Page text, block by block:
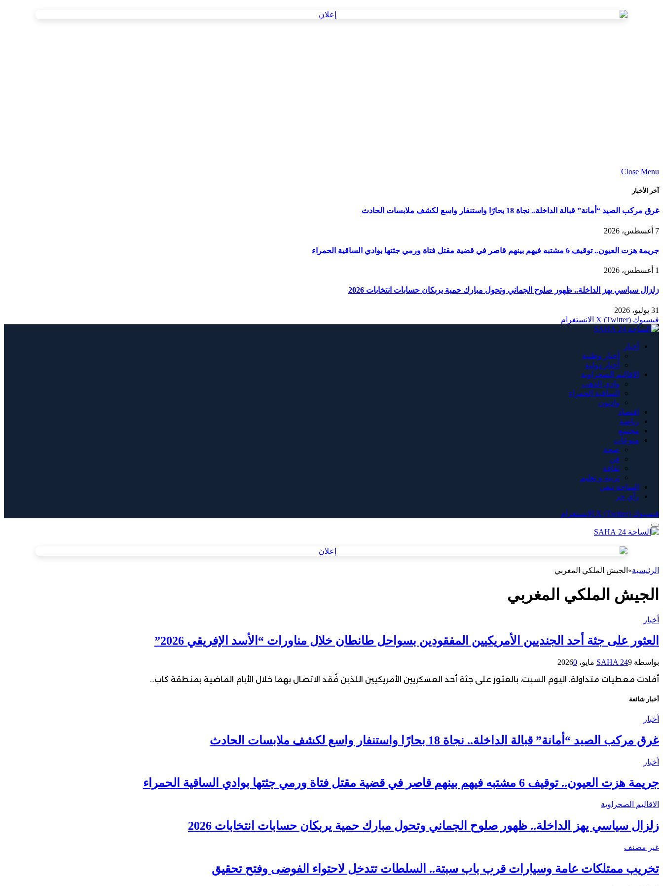
Close Menu
آخر الأخبار
غرق مركب الصيد “أمانة” قبالة الداخلة.. نجاة 18 بحارًا واستنفار واسع لكشف ملابسات الحادث
7 أغسطس، 2026
جريمة هزت العيون.. توقيف 6 مشتبه فيهم بينهم قاصر في قضية مقتل فتاة ورمي جثتها بوادي الساقية الحمراء
1 أغسطس، 2026
زلزال سياسي يهز الداخلة.. ظهور صلوح الجماني وتحول مبارك حمية يربكان حسابات انتخابات 2026
31 يوليو، 2026
فيسبوك X (Twitter) الانستغرام
أخبار
أخبار وطنية
أخبار دولية
الاقاليم الصحراوية
وادي الذهب
الساقية الحمراء
وادنون
اقتصاد
رياضة
مجتمع
منوعات
صحة
فن
ثقافة
تربية و تعليم
الساحة تيفي
رأي حر
فيسبوك X (Twitter) الانستغرام
الرئيسية» الجيش الملكي المغربي
الجيش الملكي المغربي
أخبار
العثور على جثة أحد الجنديين الأمريكيين المفقودين بسواحل طانطان خلال مناورات “الأسد الإفريقي 2026”
بواسطة SAHA 249 مايو، 2026 0
أفادت معطيات متداولة، اليوم السبت، بالعثور على جثة أحد العسكريين الأمريكيين اللذين فُقد الاتصال بهما خلال الأيام الماضية بمنطقة كاب…
أخبار شائعة
أخبار
غرق مركب الصيد “أمانة” قبالة الداخلة.. نجاة 18 بحارًا واستنفار واسع لكشف ملابسات الحادث
أخبار
جريمة هزت العيون.. توقيف 6 مشتبه فيهم بينهم قاصر في قضية مقتل فتاة ورمي جثتها بوادي الساقية الحمراء
الاقاليم الصحراوية
زلزال سياسي يهز الداخلة.. ظهور صلوح الجماني وتحول مبارك حمية يربكان حسابات انتخابات 2026
غير مصنف
تخريب ممتلكات عامة وسيارات قرب باب سبتة.. السلطات تتدخل لاحتواء الفوضى وفتح تحقيق